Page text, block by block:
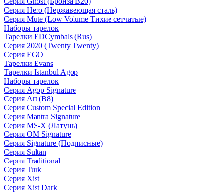
Серия Hero (Нержавеющая сталь)
Серия Mute (Low Volume Тихие сетчатые)
Наборы тарелок
Тарелки EDCymbals (Rus)
Серия 2020 (Twenty Twenty)
Серия EGO
Тарелки Evans
Тарелки Istanbul Agop
Наборы тарелок
Серия Agop Signature
Серия Art (B8)
Серия Custom Special Edition
Серия Mantra Signature
Серия MS-X (Латунь)
Серия OM Signature
Серия Signature (Подписные)
Серия Sultan
Серия Traditional
Серия Turk
Серия Xist
Серия Xist Dark